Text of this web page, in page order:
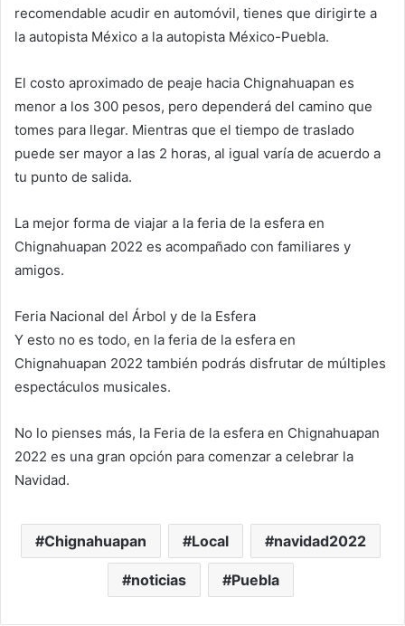
recomendable acudir en automóvil, tienes que dirigirte a
la autopista México a la autopista México-Puebla.
El costo aproximado de peaje hacia Chignahuapan es
menor a los 300 pesos, pero dependerá del camino que
tomes para llegar. Mientras que el tiempo de traslado
puede ser mayor a las 2 horas, al igual varía de acuerdo a
tu punto de salida.
La mejor forma de viajar a la feria de la esfera en
Chignahuapan 2022 es acompañado con familiares y
amigos.
Feria Nacional del Árbol y de la Esfera
Y esto no es todo, en la feria de la esfera en
Chignahuapan 2022 también podrás disfrutar de múltiples
espectáculos musicales.
No lo pienses más, la Feria de la esfera en Chignahuapan
2022 es una gran opción para comenzar a celebrar la
Navidad.
Chignahuapan Local navidad2022
noticias Puebla